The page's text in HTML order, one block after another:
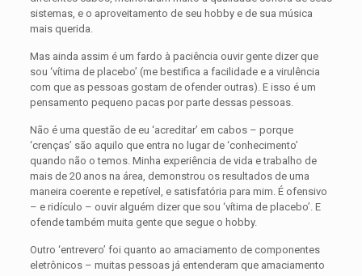
sistemas, e o aproveitamento de seu hobby e de sua música
mais querida.
Mas ainda assim é um fardo à paciência ouvir gente dizer que
sou ‘vítima de placebo’ (me bestifica a facilidade e a virulência
com que as pessoas gostam de ofender outras). E isso é um
pensamento pequeno pacas por parte dessas pessoas.
Não é uma questão de eu ‘acreditar’ em cabos – porque
‘crenças’ são aquilo que entra no lugar de ‘conhecimento’
quando não o temos. Minha experiência de vida e trabalho de
mais de 20 anos na área, demonstrou os resultados de uma
maneira coerente e repetível, e satisfatória para mim. É ofensivo
– e ridículo – ouvir alguém dizer que sou ‘vítima de placebo’. E
ofende também muita gente que segue o hobby.
Outro ‘entrevero’ foi quanto ao amaciamento de componentes
eletrônicos – muitas pessoas já entenderam que amaciamento